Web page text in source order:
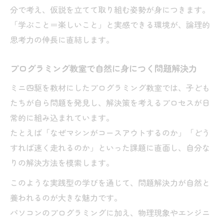
分で考え、仮説を立てて取り組む姿勢が身につきます。
「学ぶこと＝楽しいこと」と実感できる環境が、論理的
思考力の伸長に直結します。
プログラミング教室で自然に身につく問題解決力
ミニ四駆を教材にしたプログラミング教室では、子ども
たちが自ら問題を発見し、解決策を考えるプロセスが日
常的に組み込まれています。
たとえば「なぜマシンがコースアウトするのか」「どう
すれば速く走れるのか」といった課題に直面し、自分な
りの解決方法を模索します。
このような実践型の学びを通じて、問題解決力が自然と
養われるのが大きな魅力です。
パソコンのプログラミングに加え、物理現象やエンジニ